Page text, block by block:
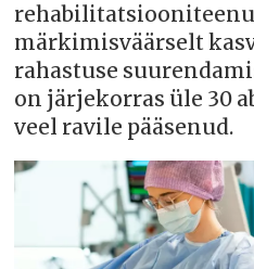
märkimisväärselt
rahastuse
on järjekorras üle 30
veel ravile pääsenud.